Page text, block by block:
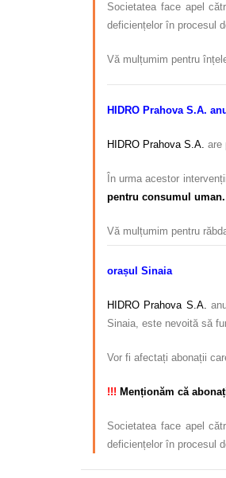
Societatea face apel
deficiențelor în procesul
Vă mulțumim pentru
HIDRO Prahova S.A.
HIDRO Prahova S.A. are
În urma acestor
pentru consumul uman.
Vă mulțumim pentru
orașul Sinaia
HIDRO Prahova S.A.
Sinaia, este nevoită să
Vor fi afectați abonații
!!! Menționăm că
Societatea face apel
deficiențelor în procesul